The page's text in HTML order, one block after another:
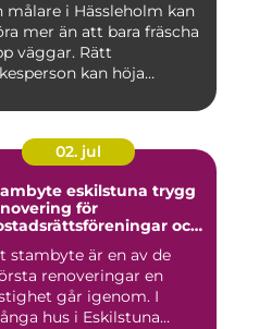
målare i Hässleholm kan
mer än att bara fräscha
väggar. Rätt
kan höja
02. jul
eskilstuna trygg
för
och
stambyte är en av de
renoveringar en
går igenom. I
hus i Eskilstuna